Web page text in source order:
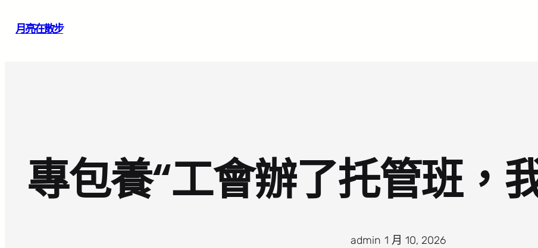
月亮在散步
專包養“工會辦了托管班，
admin 1 月 10, 2026